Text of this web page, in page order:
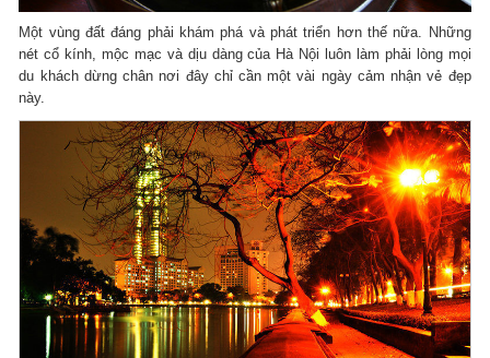
Một vùng đất đáng phải khám phá và phát triển hơn thế nữa. Những
nét cổ kính, mộc mạc và dịu dàng của Hà Nội luôn làm phải lòng mọi
du khách dừng chân nơi đây chỉ cần một vài ngày cảm nhận vẻ đẹp
này.